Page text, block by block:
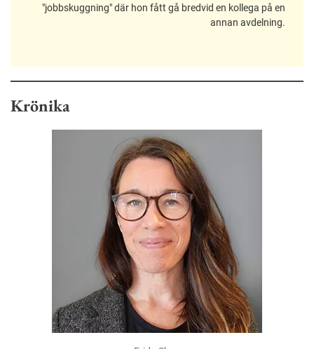
"jobbskuggning" där hon fått gå bredvid en kollega på en
annan avdelning.
Krönika